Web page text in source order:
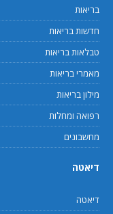
בריאות
חדשות בריאות
טבלאות בריאות
מאמרי בריאות
מילון בריאות
רפואה ומחלות
מחשבונים
דיאטה
דיאטה